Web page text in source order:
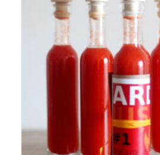
Internațională
Europeană
Italiană
Adaugă rețetă